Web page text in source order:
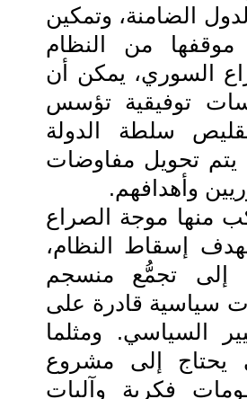
الضامنة، وتمكين
من النظام
السوري، يمكن أن
توفيقية تؤسس
سلطة الدولة
يتم تحويل مفاوضات
وأهدافهم.
منها موجة الصراع
إسقاط النظام،
إلى تجمُّع منسجم
سياسية قادرة على
السياسي. ومثلما
يحتاج إلى مشروع
فكرية وآليات